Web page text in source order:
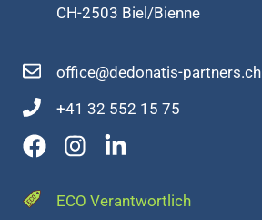
CH-2503 Biel/Bienne
office@dedonatis-partners.ch
+41 32 552 15 75
ECO Verantwortlich